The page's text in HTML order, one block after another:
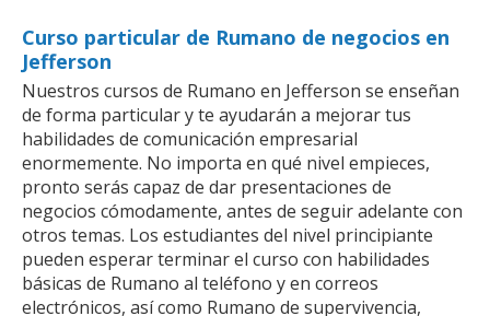
Curso particular de Rumano de negocios en
Jefferson
Nuestros cursos de Rumano en Jefferson se enseñan
de forma particular y te ayudarán a mejorar tus
habilidades de comunicación empresarial
enormemente. No importa en qué nivel empieces,
pronto serás capaz de dar presentaciones de
negocios cómodamente, antes de seguir adelante con
otros temas. Los estudiantes del nivel principiante
pueden esperar terminar el curso con habilidades
básicas de Rumano al teléfono y en correos
electrónicos, así como Rumano de supervivencia,